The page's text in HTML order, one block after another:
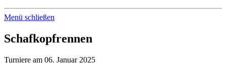
Menü schließen
Schafkopfrennen
Turniere am 06. Januar 2025